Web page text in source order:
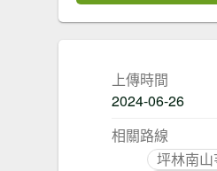
上傳時間
2024-06-26
相關路線
坪林南山